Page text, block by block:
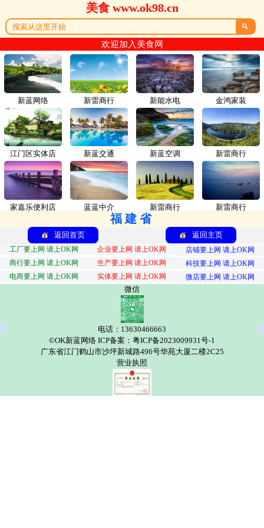
美食 www.ok98.cn

欢迎加入美食网
新蓝网络 新雷商行
江门区实体店 新蓝交通
家嘉乐便利店 蓝蓝中介
新能水电 金鸿家装
新蓝空调 新雷商行
新雷商行 新雷商行
福建省
返回首页 返回主页
工厂要上网 请上OK网 企业要上网 请上OK网
店铺要上网 请上OK网
商行要上网 请上OK网
生产要上网 请上OK网
科技要上网 请上OK网
电商要上网 请上OK网
实体要上网 请上OK网 微店要上网 请上OK网
微信
电话：13630466663
©OK新蓝网络 ICP备案：粤ICP备2023009931号-1
广东省江门鹤山市沙坪新城路496号华苑大厦二楼2C25
营业执照